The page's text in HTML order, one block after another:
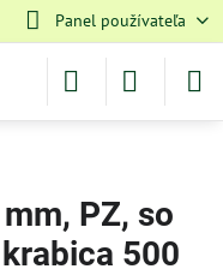
Panel používateľa
PZ, so
500